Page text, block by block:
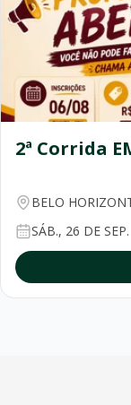
2ª Corrida
BELO
SÁB., 26 DE SEP.